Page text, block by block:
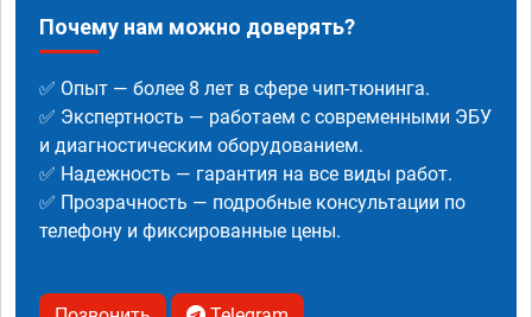
Почему нам можно доверять?
✅ Опыт — более 8 лет в сфере чип-тюнинга.
✅ Экспертность — работаем с современными ЭБУ
и диагностическим оборудованием.
✅ Надежность — гарантия на все виды работ.
✅ Прозрачность — подробные консультации по
телефону и фиксированные цены.